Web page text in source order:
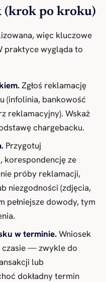
(krok po kroku)
więc kluczowe
praktyce wygląda to
Zgłoś reklamację
(infolinia, bankowość
reklamacyjny). Wskaż
chargebacku.
Przygotuj
korespondencję ze
próby reklamacji,
niezgodności (zdjęcia,
pełniejsze dowody, tym
w terminie.Wniosek
czasie — zwykle do
lub
dokładny termin